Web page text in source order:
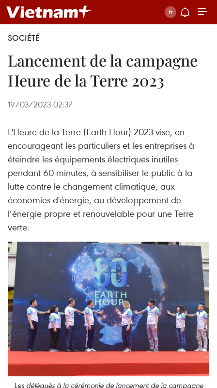
SOCIÉTÉ
Lancement de la campagne
Heure de la Terre 2023
19/03/2023 02:37
L'Heure de la Terre (Earth Hour) 2023 vise, en
encourageant les particuliers et les entreprises à
éteindre les équipements électriques inutiles
pendant 60 minutes, à sensibiliser le public à la
lutte contre le changement climatique, aux
économies d'énergie, au développement de
l’énergie propre et renouvelable pour une Terre
verte.
Les délégués à la cérémonie de lancement de la campagne